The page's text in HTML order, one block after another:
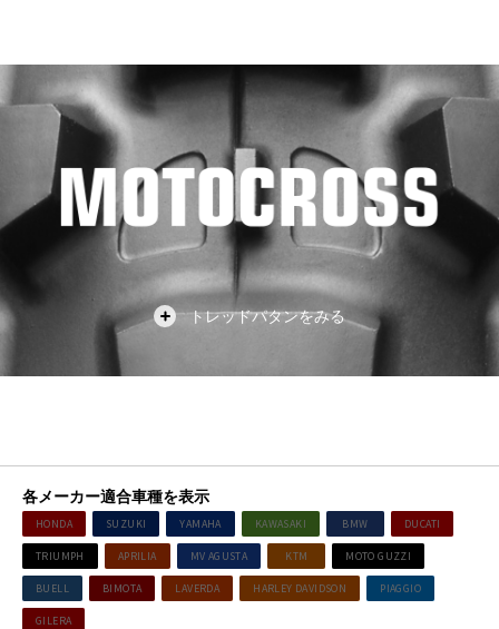
各メーカー適合車種を表示
HONDA SUZUKI YAMAHA KAWASAKI BMW DUCATI
TRIUMPH APRILIA MV AGUSTA KTM MOTO GUZZI
BUELL BIMOTA LAVERDA HARLEY DAVIDSON PIAGGIO
GILERA